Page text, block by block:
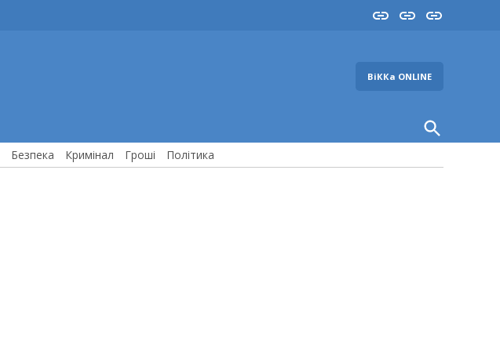
InstaYouTube
FB
ВіККа ONLINE
Open
Search
Безпека Кримінал Гроші Політика